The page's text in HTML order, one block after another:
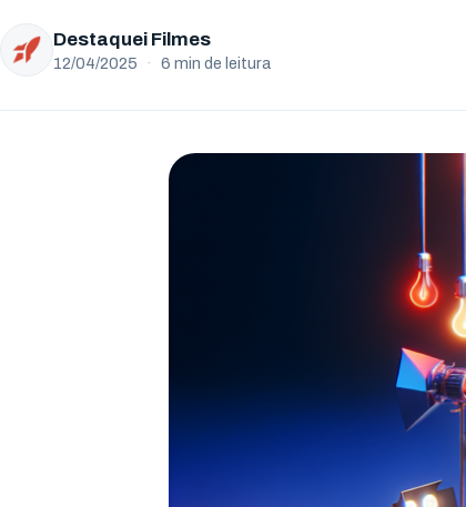
Destaquei Filmes
12/04/2025 · 6 min de leitura